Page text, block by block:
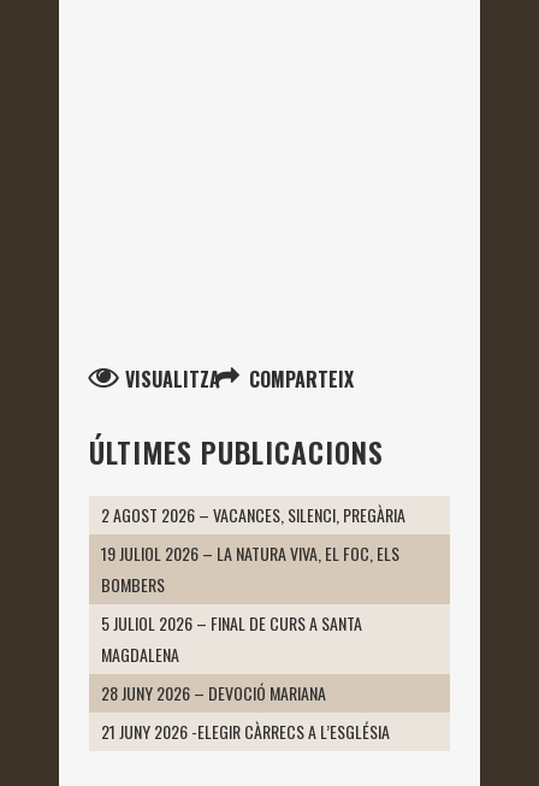
VISUALITZA COMPARTEIX
ÚLTIMES PUBLICACIONS
2 AGOST 2026 – VACANCES, SILENCI, PREGÀRIA
19 JULIOL 2026 – LA NATURA VIVA, EL FOC, ELS
BOMBERS
5 JULIOL 2026 – FINAL DE CURS A SANTA
MAGDALENA
28 JUNY 2026 – DEVOCIÓ MARIANA
21 JUNY 2026 -ELEGIR CÀRRECS A L’ESGLÉSIA